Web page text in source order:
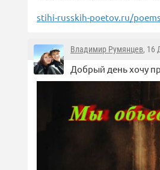
stihi-russkih-poetov.ru/
Владимир Румянцев, 16
Добрый день хочу